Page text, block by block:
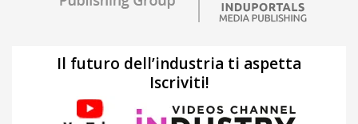
Il futuro dell’industria ti aspetta
Iscriviti!